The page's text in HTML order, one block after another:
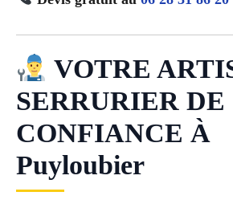
VOTRE
SERRURIER DE
CONFIANCE À
Puyloubier